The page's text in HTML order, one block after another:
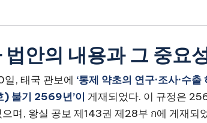
안의 내용과 그 중요
, 태국 관보에 ‘통제 약초의 연구·조사·수
) 불기 2569년’이 게재되었다. 이 규정은
며, 왕실 공보 제143권 제28부 ก에 게재되